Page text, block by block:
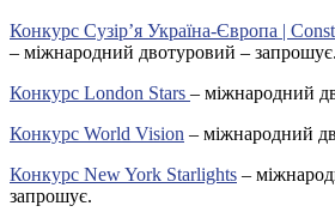
Конкурс Сузір’я Україна-Європа |
– міжнародний двотуровий – запрошує.
Конкурс London Stars – міжнародний
Конкурс World Vision – міжнародний
Конкурс New York Starlights –
запрошує.